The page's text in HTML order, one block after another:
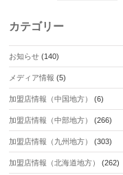
カテゴリー
お知らせ(140)
メディア情報 (5)
加盟店情報（中国地方） (6)
加盟店情報（中部地方） (266)
加盟店情報（九州地方） (303)
加盟店情報（北海道地方） (262)